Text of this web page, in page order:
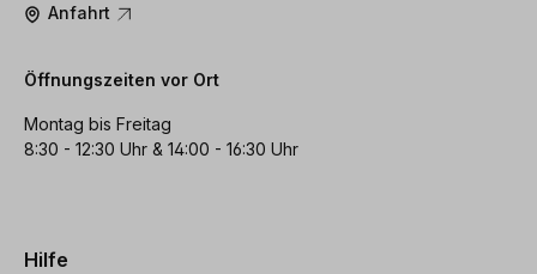
Anfahrt
Öffnungszeiten vor Ort
Montag bis Freitag
8:30 - 12:30 Uhr & 14:00 - 16:30 Uhr
Hilfe